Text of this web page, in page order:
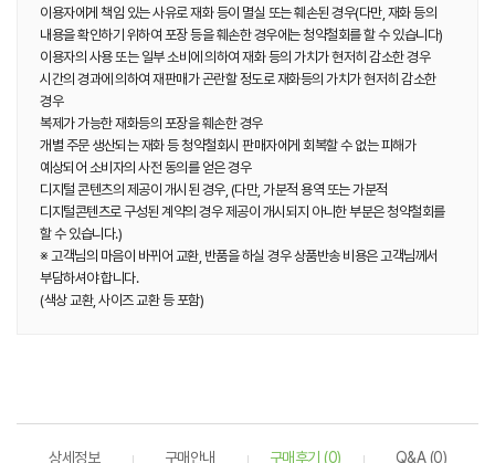
이용자에게 책임 있는 사유로 재화 등이 멸실 또는 훼손된 경우(다만, 재화 등의
내용을 확인하기 위하여 포장 등을 훼손한 경우에는 청약철회를 할 수 있습니다)
이용자의 사용 또는 일부 소비에 의하여 재화 등의 가치가 현저히 감소한 경우
시간의 경과에 의하여 재판매가 곤란할 정도로 재화등의 가치가 현저히 감소한
경우
복제가 가능한 재화등의 포장을 훼손한 경우
개별 주문 생산되는 재화 등 청약철회시 판매자에게 회복할 수 없는 피해가
예상되어 소비자의 사전 동의를 얻은 경우
디지털 콘텐츠의 제공이 개시된 경우, (다만, 가분적 용역 또는 가분적
디지털콘텐츠로 구성된 계약의 경우 제공이 개시되지 아니한 부분은 청약철회를
할 수 있습니다.)
※ 고객님의 마음이 바뀌어 교환, 반품을 하실 경우 상품반송 비용은 고객님께서
부담하셔야 합니다.
(색상 교환, 사이즈 교환 등 포함)
상세정보 구매안내 구매후기 (0) Q&A (0)